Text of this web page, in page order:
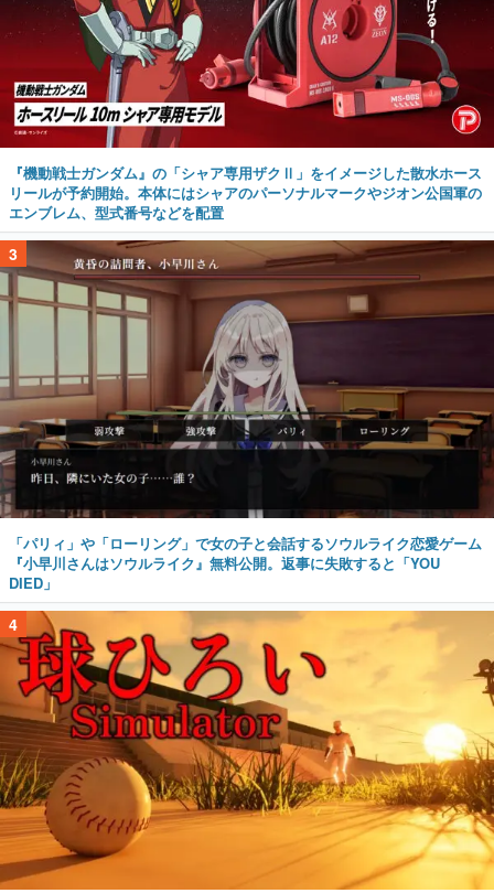
『機動戦士ガンダム』の「シャア専用ザクⅡ」をイメージした散水ホース
リールが予約開始。本体にはシャアのパーソナルマークやジオン公国軍の
エンブレム、型式番号などを配置
3
「パリィ」や「ローリング」で女の子と会話するソウルライク恋愛ゲーム
『小早川さんはソウルライク』無料公開。返事に失敗すると「YOU
DIED」
4